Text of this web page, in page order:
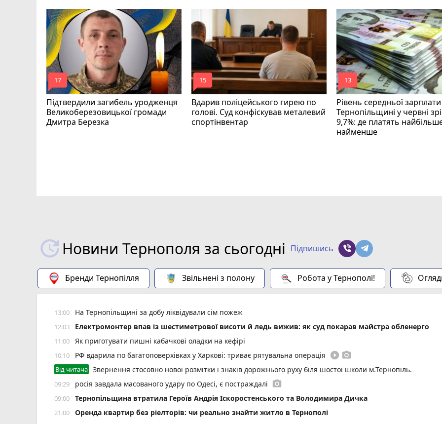
Підтвердили загибель уродженця
Великоберезовицької громади
Дмитра Березка
mode_comment
17
Вдарив поліцейського гирею по
голові. Суд конфіскував металевий
спортінвентар
mode_comment
15
Рівень середньої
Тернопільщині у червні
9,7%: де платять
найменше
mode_comment
13
Новини Тернополя за сьогодні Підпишись
Бренди Тернопілля Звільнені з полону Робота у Тернополі!
13:00 На Тернопільщині за добу ліквідували сім пожеж
12:03 Електромонтер впав із шестиметрової висоти й ледь вижив: як суд покарав майстра обленерго
11:00 Як приготувати пишні кабачкові оладки на кефірі
10:10 РФ вдарила по багатоповерхівках у Харкові: триває рятувальна операція play_circle_filled photo_camera
Від читача Звернення стосовно нової розмітки і знаків дорожнього руху біля шостої школи м.Тернопіль.
09:29 росія завдала масованого удару по Одесі, є постраждалі photo_camera
09:00 Тернопільщина втратила Героїв Андрія Іскоростенського та Володимира Дичка
21:00 Оренда квартир без ріелторів: чи реально знайти житло в Тернополі